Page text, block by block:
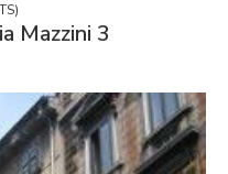
Mazzini 3